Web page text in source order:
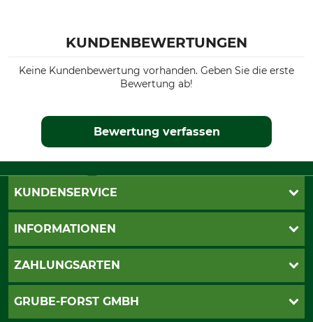
KUNDENBEWERTUNGEN
Keine Kundenbewertung vorhanden. Geben Sie die erste
Bewertung ab!
Bewertung verfassen
KUNDENSERVICE
Katalogbestellung
INFORMATIONEN
AGB
ZAHLUNGSARTEN
PayPal
GRUBE-FORST GMBH